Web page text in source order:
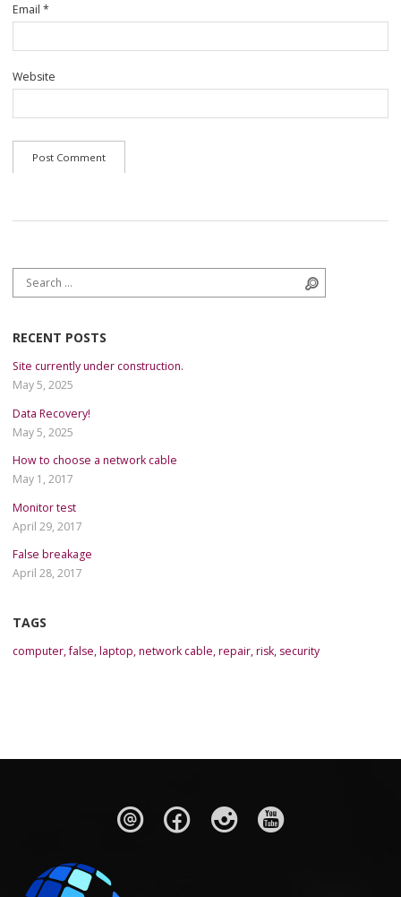
Email *
Website
Search for:
RECENT POSTS
Site currently under construction.
May 5, 2025
Data Recovery!
May 5, 2025
How to choose a network cable
May 1, 2017
Monitor test
April 29, 2017
False breakage
April 28, 2017
TAGS
computer,false,laptop,network cable,repair,risk, security